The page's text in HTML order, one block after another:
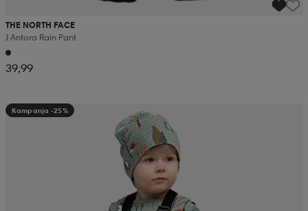
THE NORTH FACE
J Antora Rain Pant
39,99
Kampanja -25%